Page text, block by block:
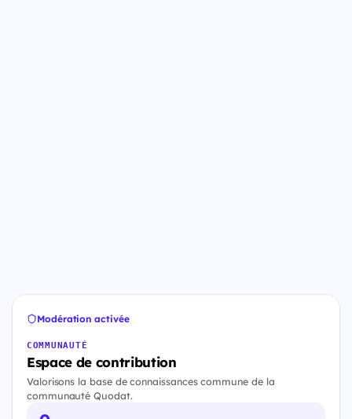
Modération activée
COMMUNAUTÉ
Espace de contribution
Valorisons la base de connaissances commune de la
communauté Quodat.